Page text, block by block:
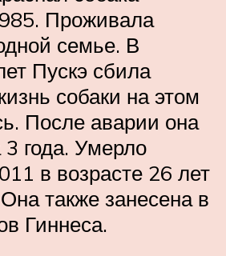
Проживала
семье. В
Пускэ сбила
собаки на этом
После аварии она
года. Умерло
в возрасте 26 лет
также занесена в
Гиннеса.